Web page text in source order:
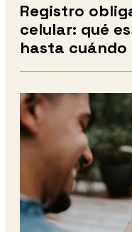
Registro
celular: qué
hasta